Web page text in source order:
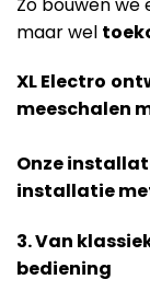
maar wel
XL Electro
meeschalen
Onze
installatie
3. Van
bediening